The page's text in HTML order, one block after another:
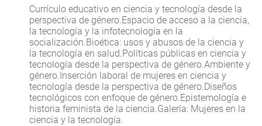
Currículo educativo en ciencia y tecnología desde la
perspectiva de género.Espacio de acceso a la ciencia,
la tecnología y la infotecnología en la
socialización.Bioética: usos y abusos de la ciencia y
la tecnología en salud.Políticas públicas en ciencia y
tecnología desde la perspectiva de género.Ambiente y
género.Inserción laboral de mujeres en ciencia y
tecnología desde la perspectiva de género.Diseños
tecnológicos con enfoque de género.Epistemología e
historia feminista de la ciencia.Galería: Mujeres en la
ciencia y la tecnología.